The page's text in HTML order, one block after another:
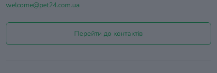
welcome@pet24.com.ua
Перейти до контактів